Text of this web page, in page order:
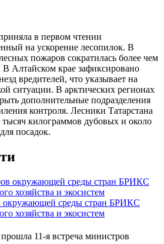
в первом чтении
на ускорение лесопилок. В
пожаров сократилась более чем
В Алтайском крае зафиксировано
вредителей, что указывает на
ситуации. В арктических регионах
дополнительные подразделения
контроля. Лесники Татарстана
тысяч килограммов дубовых и около
посадок.
окружающей среды стран БРИКС
хозяйства и экосистем
11-я встреча министров